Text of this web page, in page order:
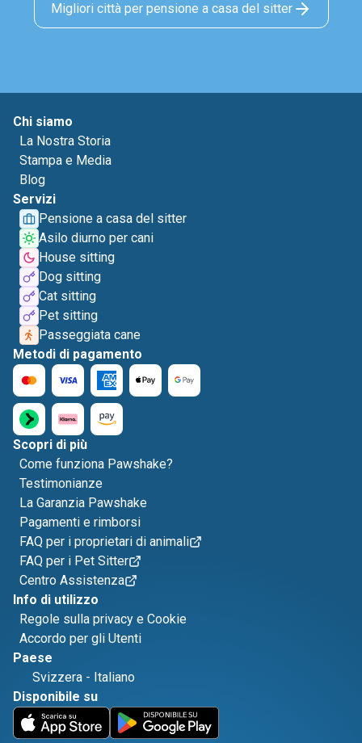
Migliori città per pensione a casa del sitter
Chi siamo
La Nostra Storia
Stampa e Media
Blog
Servizi
Pensione a casa del sitter
Asilo diurno per cani
House sitting
Dog sitting
Cat sitting
Pet sitting
Passeggiata cane
Metodi di pagamento
Scopri di più
Come funziona Pawshake?
Testimonianze
La Garanzia Pawshake
Pagamenti e rimborsi
FAQ per i proprietari di animali
FAQ per i Pet Sitter
Centro Assistenza
Info di utilizzo
Regole sulla privacy e Cookie
Accordo per gli Utenti
Paese
Svizzera - Italiano
Disponibile su